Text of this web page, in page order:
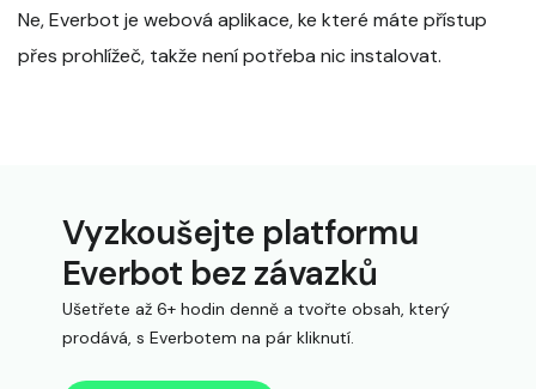
Ne, Everbot je webová aplikace, ke které máte přístup
přes prohlížeč, takže není potřeba nic instalovat.
Vyzkoušejte platformu
Everbot bez závazků
Ušetřete až 6+ hodin denně a tvořte obsah, který
prodává, s Everbotem na pár kliknutí.